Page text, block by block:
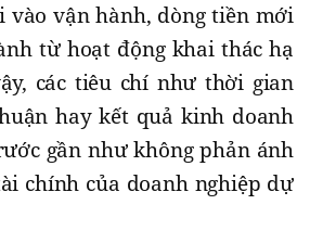
vào vận hành, dòng tiền mới
từ hoạt động khai thác hạ
các tiêu chí như thời gian
hay kết quả kinh doanh
gần như không phản ánh
chính của doanh nghiệp dự